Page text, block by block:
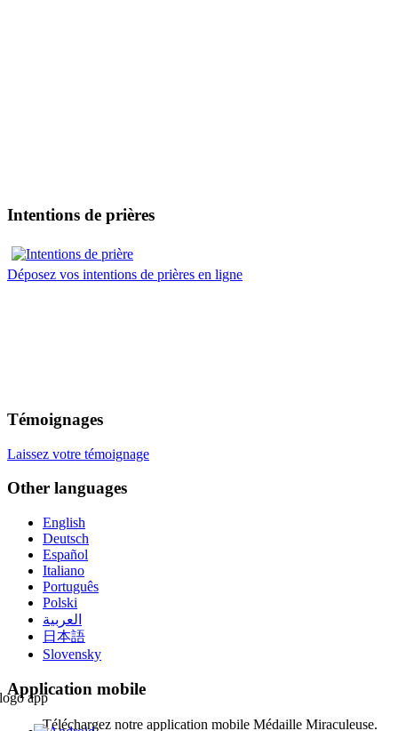
Intentions de prières
Déposez vos intentions de prières en ligne
Témoignages
Laissez votre témoignage
Other languages
English
Deutsch
Español
Italiano
Português
Polski
العربية
日本語
Slovensky
Application mobile
Téléchargez notre application mobile Médaille Miraculeuse.